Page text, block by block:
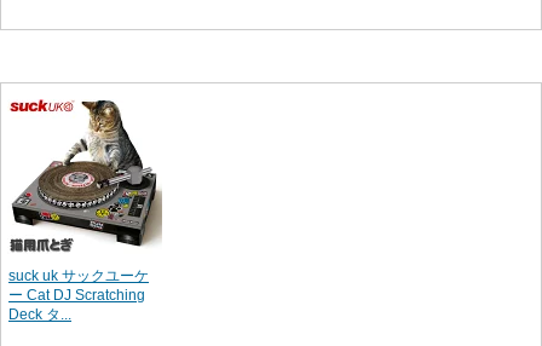
suck uk サックユーケ
ー Cat DJ Scratching
Deck タ...